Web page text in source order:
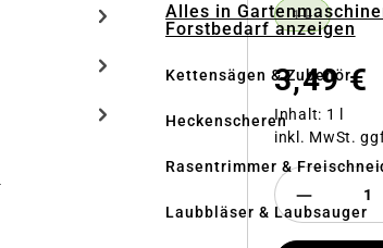
Alles in
Forstbedarf anzeigen
Kettensägen & Zubehör
Heckenscheren
Rasentrimmer &
Laubbläser & Laubsauger
1 L(DIESE
3,49 €
Inhalt: 1 l
inkl. MwSt.